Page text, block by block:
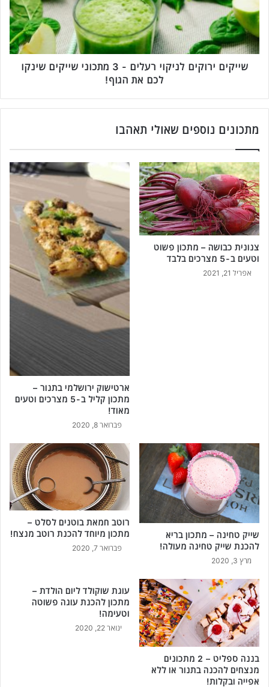
כ
ן
ל
ת
י
ק
ב
ר
י
א
ו
ע
ו
י
ם
ר
ו
י
ו
י
ר
ע
ל
י
ם
3
נ
כ
ם
א
ת
ה
ף
!
שייקים ירוקים לניקוי רעלים - 3 מתכוני שייקים שינקו
לכם את הגוף!
מתכונים נוספים שאולי תאהבו
צנונית כבושה – מתכון פשוט
וטעים ב-5 מצרכים בלבד
אפריל 21, 2021
ארטישוק ירושלמי בתנור –
מתכון קליל ב-5 מצרכים וטעים
מאוד!
פברואר 8, 2020
שייק טחינה – מתכון בריא
להכנת שייק טחינה מעולה!
מרץ 3, 2020
רוטב חמאת בוטנים לסלט –
מתכון מיוחד להכנת רוטב מנצח!
פברואר 7, 2020
בננה ספליט – 2 מתכונים
מנצחים להכנה בתנור או ללא
אפייה ובקלות!
עוגת שוקולד ליום הולדת –
מתכון להכנת עוגה פשוטה
וטעימה!
ינואר 22, 2020